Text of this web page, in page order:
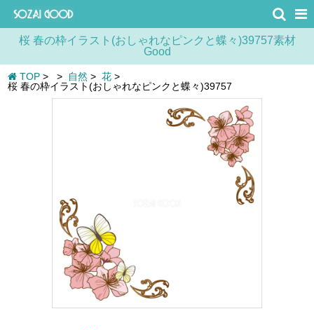
桜 春の枠イラスト(おしゃれなピンクと蝶々)39757素材
Good
TOP > > 自然 > 花 >
桜 春の枠イラスト(おしゃれなピンクと蝶々)39757